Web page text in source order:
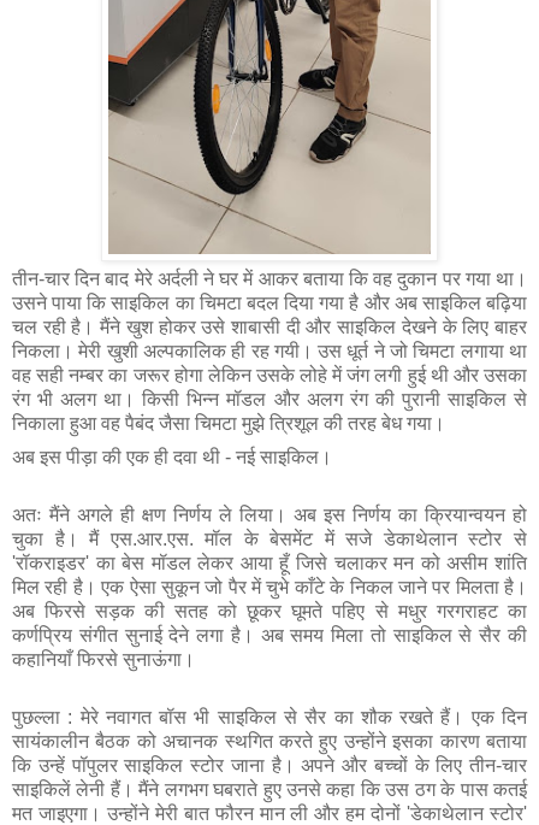
तीन-चार दिन बाद मेरे अर्दली ने घर में आकर बताया कि वह दुकान पर गया था।
उसने पाया कि साइकिल का चिमटा बदल दिया गया है और अब साइकिल बढ़िया
चल रही है। मैंने खुश होकर उसे शाबासी दी और साइकिल देखने के लिए बाहर
निकला। मेरी खुशी अल्पकालिक ही रह गयी। उस धूर्त ने जो चिमटा लगाया था
वह सही नम्बर का जरूर होगा लेकिन उसके लोहे में जंग लगी हुई थी और उसका
रंग भी अलग था। किसी भिन्न मॉडल और अलग रंग की पुरानी साइकिल से
निकाला हुआ वह पैबंद जैसा चिमटा मुझे त्रिशूल की तरह बेध गया।
अब इस पीड़ा की एक ही दवा थी - नई साइकिल।
अतः मैंने अगले ही क्षण निर्णय ले लिया। अब इस निर्णय का क्रियान्वयन हो
चुका है। मैं एस.आर.एस. मॉल के बेसमेंट में सजे डेकाथेलान स्टोर से
'रॉकराइडर' का बेस मॉडल लेकर आया हूँ जिसे चलाकर मन को असीम शांति
मिल रही है। एक ऐसा सुकून जो पैर में चुभे काँटे के निकल जाने पर मिलता है।
अब फिरसे सड़क की सतह को छूकर घूमते पहिए से मधुर गरगराहट का
कर्णप्रिय संगीत सुनाई देने लगा है। अब समय मिला तो साइकिल से सैर की
कहानियाँ फिरसे सुनाऊंगा।
पुछल्ला : मेरे नवागत बॉस भी साइकिल से सैर का शौक रखते हैं। एक दिन
सायंकालीन बैठक को अचानक स्थगित करते हुए उन्होंने इसका कारण बताया
कि उन्हें पॉपुलर साइकिल स्टोर जाना है। अपने और बच्चों के लिए तीन-चार
साइकिलें लेनी हैं। मैंने लगभग घबराते हुए उनसे कहा कि उस ठग के पास कतई
मत जाइएगा। उन्होंने मेरी बात फौरन मान ली और हम दोनों 'डेकाथेलान स्टोर'